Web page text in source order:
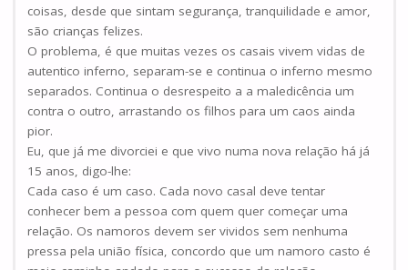
coisas, desde que sintam segurança, tranquilidade e amor,
são crianças felizes.
O problema, é que muitas vezes os casais vivem vidas de
autentico inferno, separam-se e continua o inferno mesmo
separados. Continua o desrespeito a a maledicência um
contra o outro, arrastando os filhos para um caos ainda
pior.
Eu, que já me divorciei e que vivo numa nova relação há já
15 anos, digo-lhe:
Cada caso é um caso. Cada novo casal deve tentar
conhecer bem a pessoa com quem quer começar uma
relação. Os namoros devem ser vividos sem nenhuma
pressa pela união física, concordo que um namoro casto é